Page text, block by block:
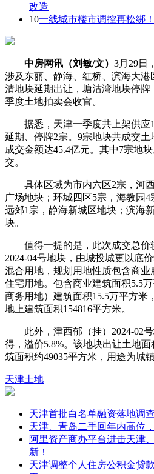
改造
10一线城市楼市调控再松绑！
中房网讯（刘敏/文） 3月29日
涉及东丽、静海、红桥、滨海大
清地块延期出让，塘沽湾地块停牌
季度土地拍卖会收官。
据悉，天津一季度共上架供应
延期、停牌2宗。9宗地块共成交土
成交金额达45.4亿元。其中7宗地
交。
具体区域为市内六区2宗，河西
广场地块；环城四区5宗，海教园4
远郊1宗，静海新城区地块；滨海
块。
值得一提的是，此次成交总价
2024-04号地块，由城投城更以底
混合用地，规划用地性质包含商业
住宅用地。包含商业建筑面积5.5
商务用地）建筑面积15.5万平方米
地上建筑面积154816平方米。
此外，津西郁（挂）2024-02号
得，溢价5.8%。该地块出让土地面
筑面积约49035平方米，用途为城镇
天津土地
天津首批白名单融资落地调
天津、青岛二手回年内高位
阿里资产商办平台进击天津
新！
天津调整个人住房公积金贷